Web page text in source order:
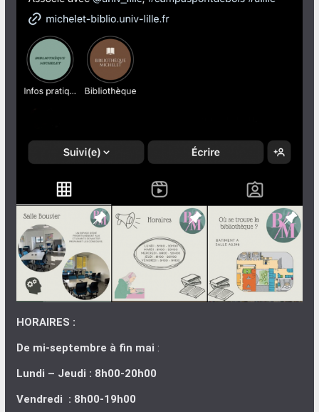
HORAIRES :
De mi-septembre à fin mai :
Lundi – Jeudi : 8h00-20h00
Vendredi : 8h00-19h00